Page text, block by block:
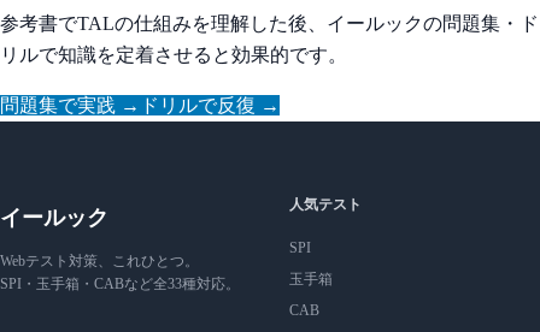
参考書でTALの仕組みを理解した後、イールックの問題集・ド
リルで知識を定着させると効果的です。
問題集で実践 → ドリルで反復 →
イールック
Webテスト対策、これひとつ。
SPI・玉手箱・CABなど全33種対応。
人気テスト
SPI
玉手箱
CAB